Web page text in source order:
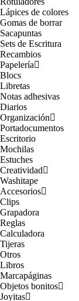
Lápices de colores
Gomas de borrar
Sacapuntas
Sets de Escritura
Recambios
Papelería
Blocs
Libretas
Notas adhesivas
Diarios
Organización
Portadocumentos
Escritorio
Mochilas
Estuches
Creatividad
Washitape
Accesorios
Clips
Grapadora
Reglas
Calculadora
Tijeras
Otros
Libros
Marcapáginas
Objetos bonitos
Joyitas